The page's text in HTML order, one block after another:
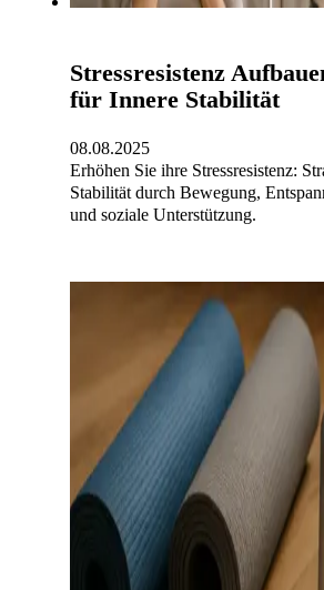
Stressresistenz
für Innere Stabilität
08.08.2025
Erhöhen Sie ihre Stressresistenz:
Stabilität durch Bewegung,
und soziale Unterstützung.